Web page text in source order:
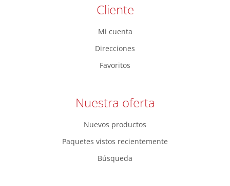
Cliente
Mi cuenta
Direcciones
Favoritos
Nuestra oferta
Nuevos productos
Paquetes vistos recientemente
Búsqueda